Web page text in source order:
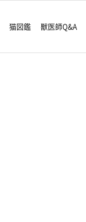
猫図鑑 獣医師Q&A